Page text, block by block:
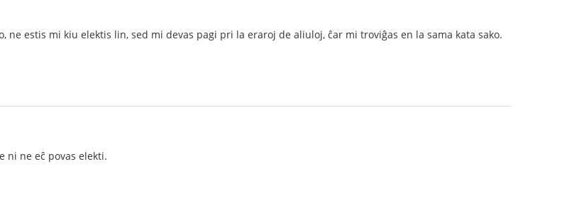
ne estis mi kiu elektis lin, sed mi devas pagi pri la eraroj de aliuloj, ĉar mi troviĝas en la sama kata sako.
ni ne eĉ povas elekti.